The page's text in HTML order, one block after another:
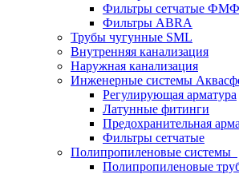
Фильтры сетчатые
Фильтры ABRA
Трубы чугунные SML
Внутренняя канализация
Наружная канализация
Инженерные системы
Регулирующая арматура
Латунные фитинги
Предохранительная
Фильтры сетчатые
Полипропиленовые системы
Полипропиленовые